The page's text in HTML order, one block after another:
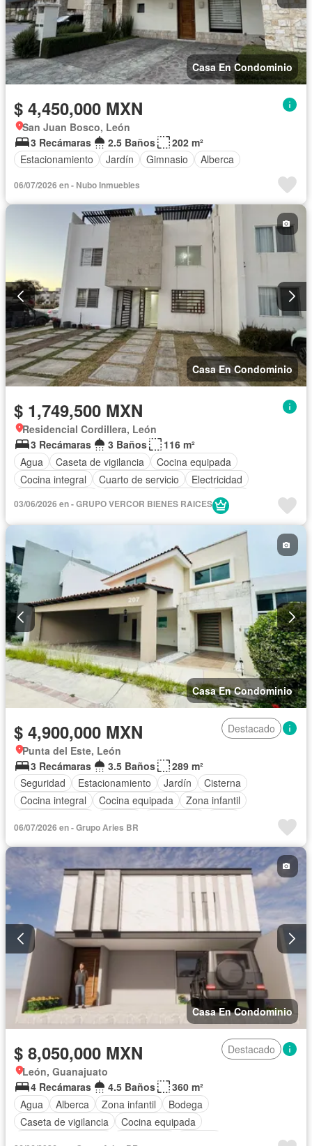
Casa En Condominio
$ 4,450,000 MXN
San Juan Bosco, León
3 Recámaras
2.5 Baños
202 m²
Estacionamiento
Jardín Gimnasio Alberca
06/07/2026 en - Nubo Inmuebles
Casa En Condominio
$ 1,749,500 MXN
Residencial Cordillera, León
3 Recámaras
3 Baños
116 m²
Agua
Caseta de vigilancia
Cocina equipada
Cocina integral
Cuarto de servicio
Electricidad
Jardín
Televisión por cable
Terraza
Sin amueblar
03/06/2026 en - GRUPO VERCOR BIENES RAICES
Casa En Condominio
$ 4,900,000 MXN
Destacado
Punta del Este, León
3 Recámaras
3.5 Baños
289 m²
Seguridad
Estacionamiento Jardín
Cisterna
Cocina integral
Cocina equipada
Zona infantil
Cuarto de Limpieza
Caseta de vigilancia
06/07/2026 en - Grupo Aries BR
Casa En Condominio
$ 8,050,000 MXN
Destacado
León, Guanajuato
4 Recámaras
4.5 Baños
360 m²
Agua
Alberca Zona infantil
Bodega
Caseta de vigilancia
Cocina equipada